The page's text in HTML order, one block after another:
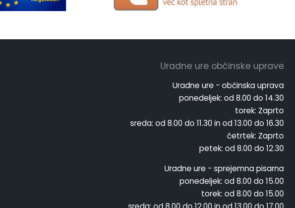
Uradne ure občinske uprave
Uradne ure - občinska uprava
ponedeljek: od 8.00 do 14.30
torek: Zaprto
sreda: od 8.00 do 11.30 in od 13.00 do 16.30
četrtek: Zaprto
petek: od 8.00 do 12.30
Uradne ure - sprejemna pisarna
ponedeljek: od 8.00 do 15.00
torek: od 8.00 do 15.00